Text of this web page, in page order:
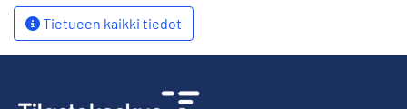
Tietueen kaikki tiedot